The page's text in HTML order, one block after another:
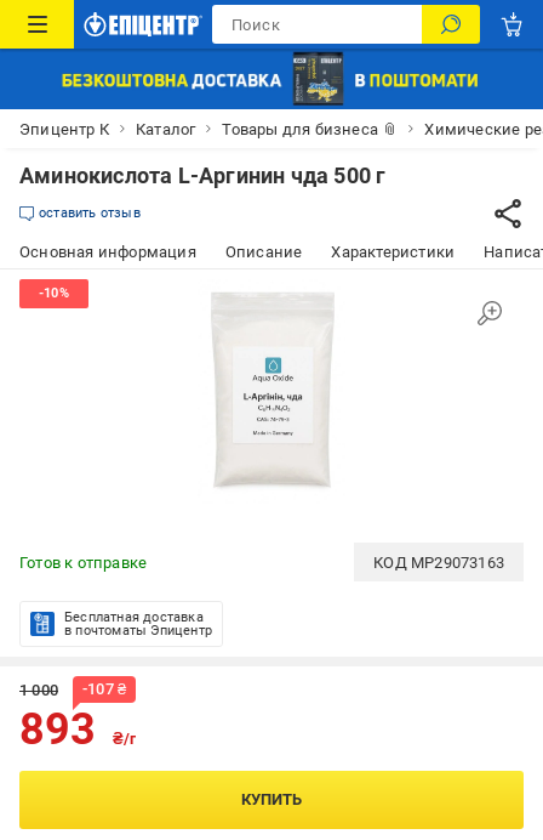
Эпицентр К Каталог Товары для бизнеса 📎 Химические
Аминокислота L-Аргинин чда 500 г
оставить отзыв
Основная информация Описание Характеристики
Готов к отправке КОД MP29073163
Бесплатная доставка
в почтоматы Эпицентр
1 000 -107₴
893 ₴/г
КУПИТЬ